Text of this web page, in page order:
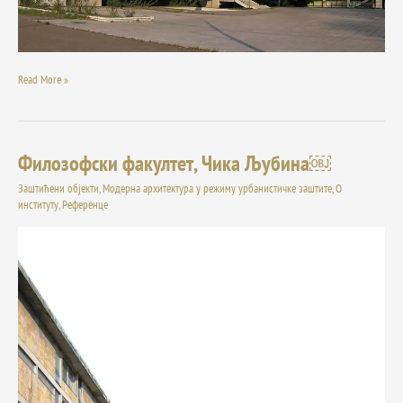
Read More »
Филозофски факултет, Чика Љубина￼
Заштићени објекти,Модерна архитектура у режиму урбанистичке заштите,О
институту,Референце
Филозофски
Чика
Љубина